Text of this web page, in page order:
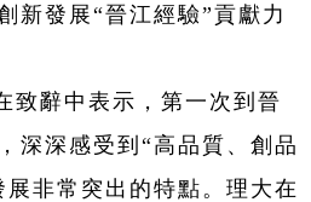
新發展“晉江經驗”貢獻力
致辭中表示，第一次到晉
深深感受到“高品質、創品
非常突出的特點。理大在